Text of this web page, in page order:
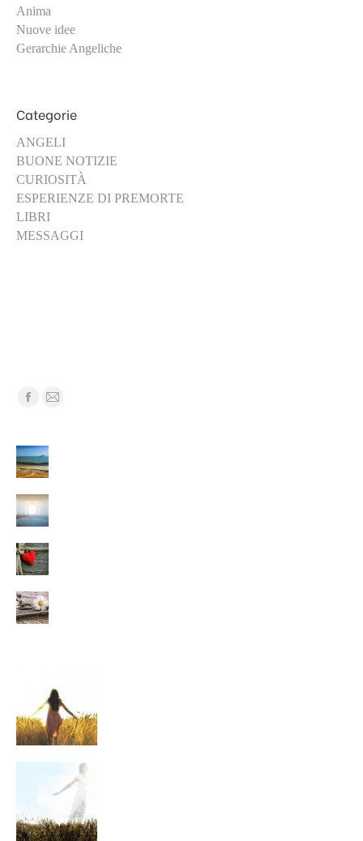
Anima
Nuove idee
Gerarchie Angeliche
Categorie
ANGELI
BUONE NOTIZIE
CURIOSITÀ
ESPERIENZE DI PREMORTE
LIBRI
MESSAGGI